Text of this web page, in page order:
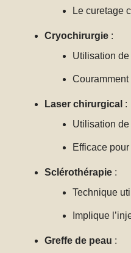
Le curetage
Cryochirurgie :
Utilisation
Couramment
Laser chirurgical :
Utilisation
Efficace
Sclérothérapie :
Technique
Implique
Greffe de peau :